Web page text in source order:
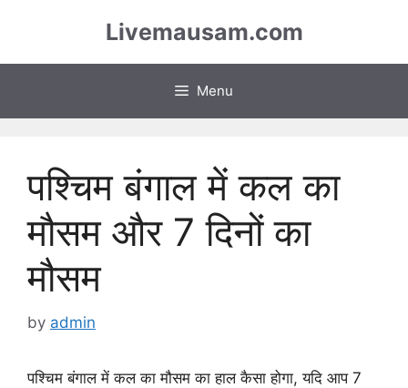
Livemausam.com
Menu
पश्चिम बंगाल में कल का
मौसम और 7 दिनों का
मौसम
by admin
पश्चिम बंगाल में कल का मौसम का हाल कैसा होगा, यदि आप 7